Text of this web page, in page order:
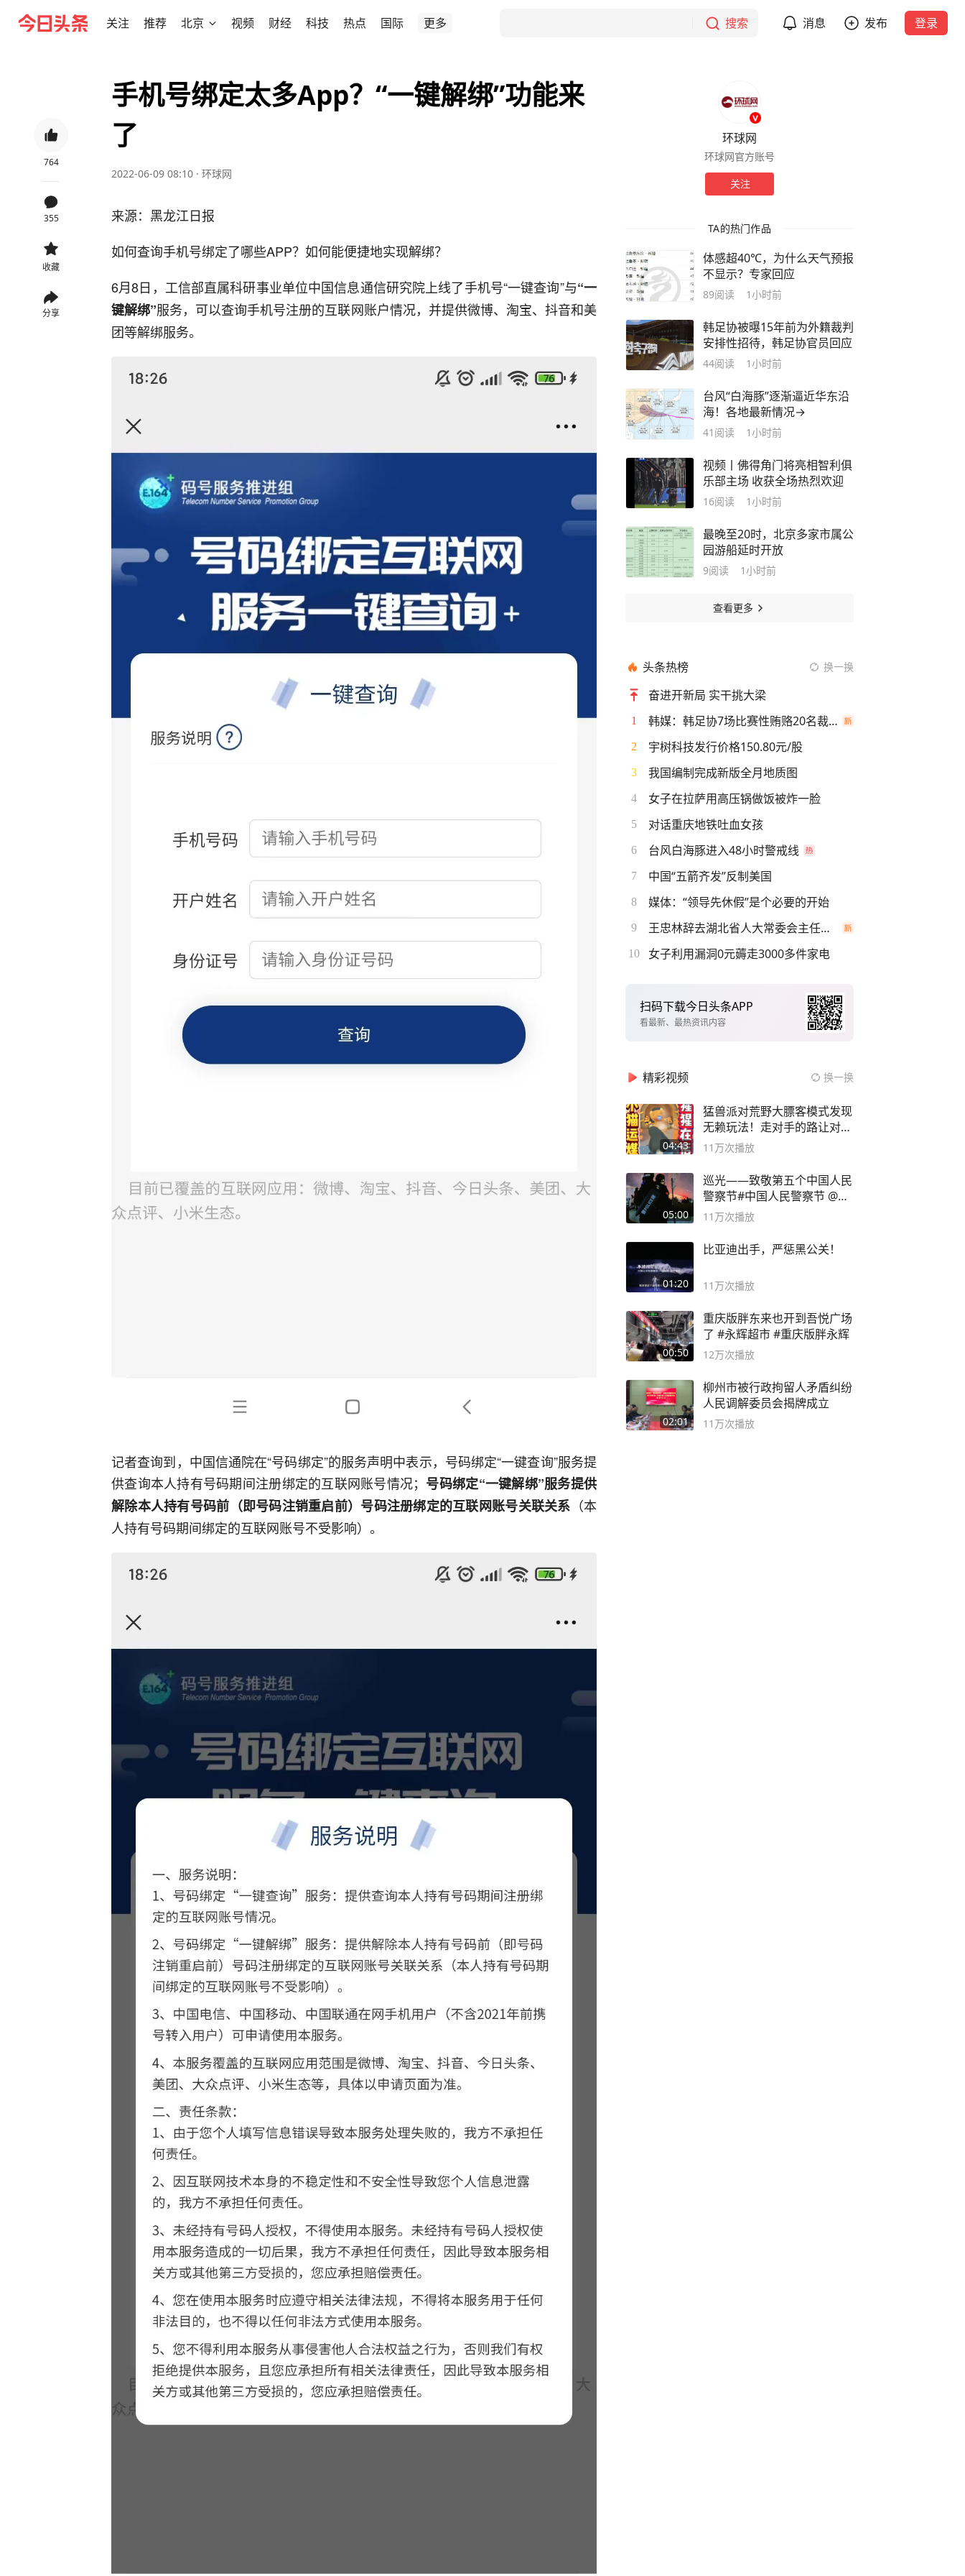
关注 推荐 北京 视频 财经 科技 热点 国际 更多 搜索 消息 发布 登录
764
355
收藏
分享
手机号绑定太多App？“一键解绑”功能来
了
2022-06-09 08:10 · 环球网
来源：黑龙江日报
如何查询手机号绑定了哪些APP？如何能便捷地实现解绑？
6月8日，工信部直属科研事业单位中国信息通信研究院上线了手机号“一键查询”与“一
键解绑”服务，可以查询手机号注册的互联网账户情况，并提供微博、淘宝、抖音和美
团等解绑服务。
记者查询到，中国信通院在“号码绑定”的服务声明中表示，号码绑定“一键查询”服务提
供查询本人持有号码期间注册绑定的互联网账号情况； 号码绑定“一键解绑”服务提供
解除本人持有号码前（即号码注销重启前）号码注册绑定的互联网账号关联关系 （本
人持有号码期间绑定的互联网账号不受影响）。
环球网
环球网官方账号
关注
TA的热门作品
体感超40℃，为什么天气预报
不显示？专家回应
89阅读 1小时前
韩足协被曝15年前为外籍裁判
安排性招待，韩足协官员回应
44阅读 1小时前
台风“白海豚”逐渐逼近华东沿
海！各地最新情况→
41 阅读 1小时前
视频丨佛得角门将亮相智利俱
乐部主场 收获全场热烈欢迎
16阅读 1小时前
最晚至20时，北京多家市属公
园游船延时开放
9阅读 1小时前
查看更多
头条热榜 换一换
奋进开新局 实干挑大梁
1 韩媒：韩足协7场比赛性贿赂20名裁判
2 宇树科技发行价格150.80元/股
3 我国编制完成新版全月地质图
4 女子在拉萨用高压锅做饭被炸一脸
5 对话重庆地铁吐血女孩
6 台风白海豚进入48小时警戒线
7 中国“五箭齐发”反制美国
8 媒体：“领导先休假”是个必要的开始
9 王忠林辞去湖北省人大常委会主任职务
10 女子利用漏洞0元薅走3000多件家电
扫码下载今日头条APP
看最新、最热资讯内容
精彩视频 换一换
04:43
猛兽派对荒野大膘客模式发现
无赖玩法！走对手的路让对手
无路可走
11万次播放
05:00
巡光——致敬第五个中国人民
警察节#中国人民警察节 @抖
音小助手
11万次播放
01:20
比亚迪出手，严惩黑公关！
11万次播放
00:50
重庆版胖东来也开到吾悦广场
了 #永辉超市 #重庆版胖永辉
12万次播放
02:01
柳州市被行政拘留人矛盾纠纷
人民调解委员会揭牌成立
11万次播放